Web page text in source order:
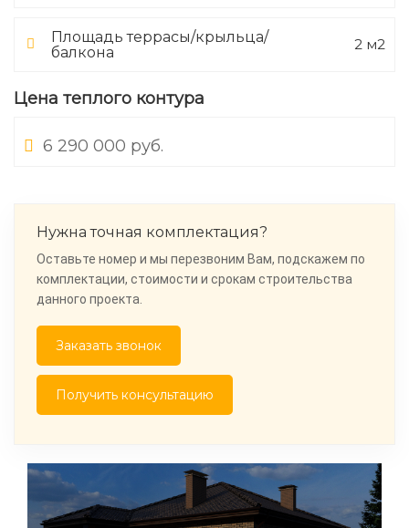
Площадь террасы/крыльца/
балкона
2 м2
Цена теплого контура
6 290 000 руб.
Нужна точная комплектация?
Оставьте номер и мы перезвоним Вам, подскажем по
комплектации, стоимости и срокам строительства
данного проекта.
Заказать звонок
Получить консультацию